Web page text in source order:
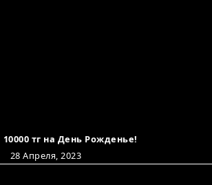
10000 тг на День Рожденье!
28 Апреля, 2023